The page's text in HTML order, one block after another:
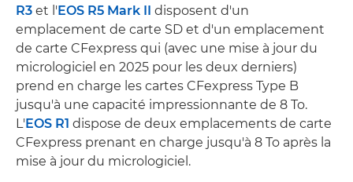
R3 et l'EOS R5 Mark II disposent d'un
emplacement de carte SD et d'un emplacement
de carte CFexpress qui (avec une mise à jour du
micrologiciel en 2025 pour les deux derniers)
prend en charge les cartes CFexpress Type B
jusqu'à une capacité impressionnante de 8 To.
L'EOS R1 dispose de deux emplacements de carte
CFexpress prenant en charge jusqu'à 8 To après la
mise à jour du micrologiciel.